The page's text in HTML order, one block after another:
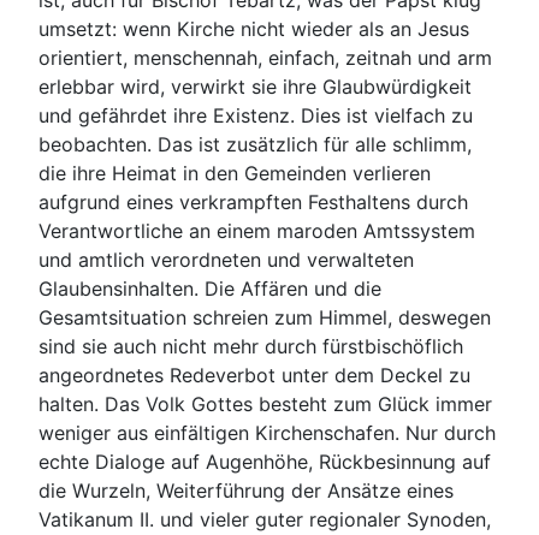
umsetzt: wenn Kirche nicht wieder als an Jesus
orientiert, menschennah, einfach, zeitnah und arm
erlebbar wird, verwirkt sie ihre Glaubwürdigkeit
und gefährdet ihre Existenz. Dies ist vielfach zu
beobachten. Das ist zusätzlich für alle schlimm,
die ihre Heimat in den Gemeinden verlieren
aufgrund eines verkrampften Festhaltens durch
Verantwortliche an einem maroden Amtssystem
und amtlich verordneten und verwalteten
Glaubensinhalten. Die Affären und die
Gesamtsituation schreien zum Himmel, deswegen
sind sie auch nicht mehr durch fürstbischöflich
angeordnetes Redeverbot unter dem Deckel zu
halten. Das Volk Gottes besteht zum Glück immer
weniger aus einfältigen Kirchenschafen. Nur durch
echte Dialoge auf Augenhöhe, Rückbesinnung auf
die Wurzeln, Weiterführung der Ansätze eines
Vatikanum II. und vieler guter regionaler Synoden,